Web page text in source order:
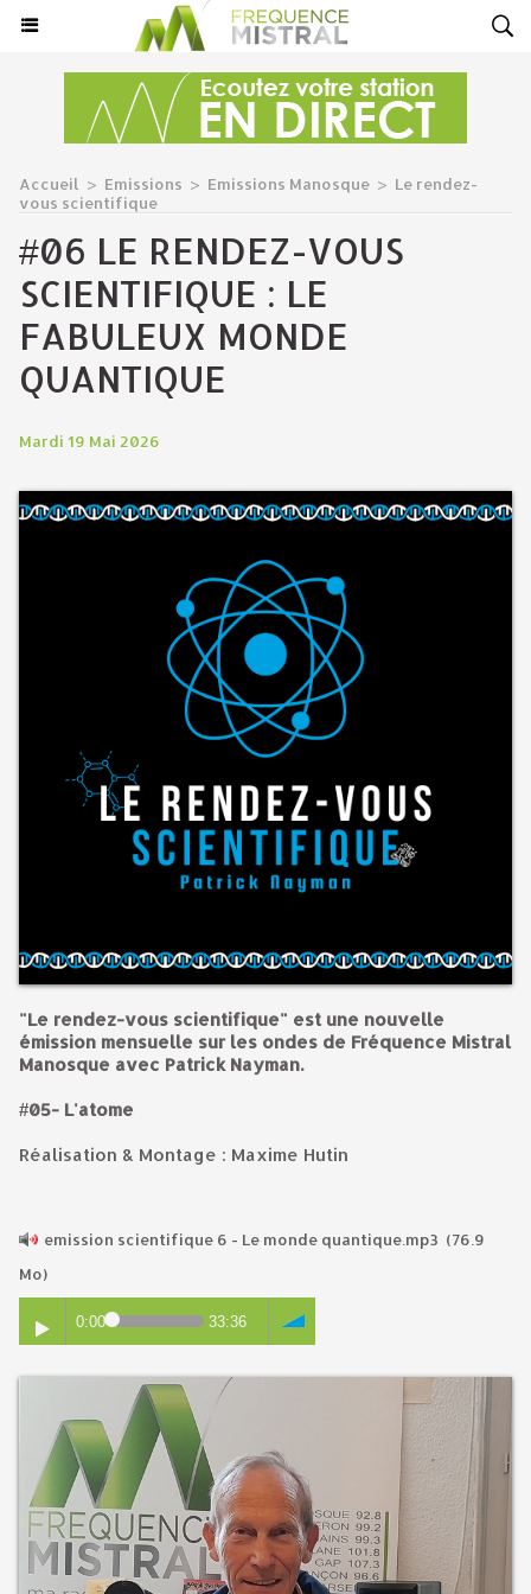
Accueil > Emissions > Emissions Manosque > Le rendez-
vous scientifique
#06 LE RENDEZ-VOUS
SCIENTIFIQUE : LE
FABULEUX MONDE
QUANTIQUE
Mardi 19 Mai 2026
"Le rendez-vous scientifique" est une nouvelle
émission mensuelle sur les ondes de Fréquence Mistral
Manosque avec Patrick Nayman.
#05- L'atome
Réalisation & Montage : Maxime Hutin
emission scientifique 6 - Le monde quantique.mp3 (76.9
Mo)
0:00 33:36